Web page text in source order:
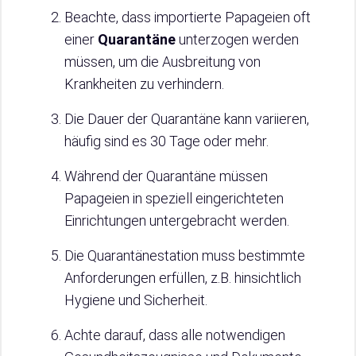
Beachte, dass importierte Papageien oft
einer Quarantäneunterzogen werden
müssen, um die Ausbreitung von
Krankheiten zu verhindern.
Die Dauer der Quarantäne kann variieren,
häufig sind es 30 Tage oder mehr.
Während der Quarantäne müssen
Papageien in speziell eingerichteten
Einrichtungen untergebracht werden.
Die Quarantänestation muss bestimmte
Anforderungen erfüllen, z.B. hinsichtlich
Hygiene und Sicherheit.
Achte darauf, dass alle notwendigen